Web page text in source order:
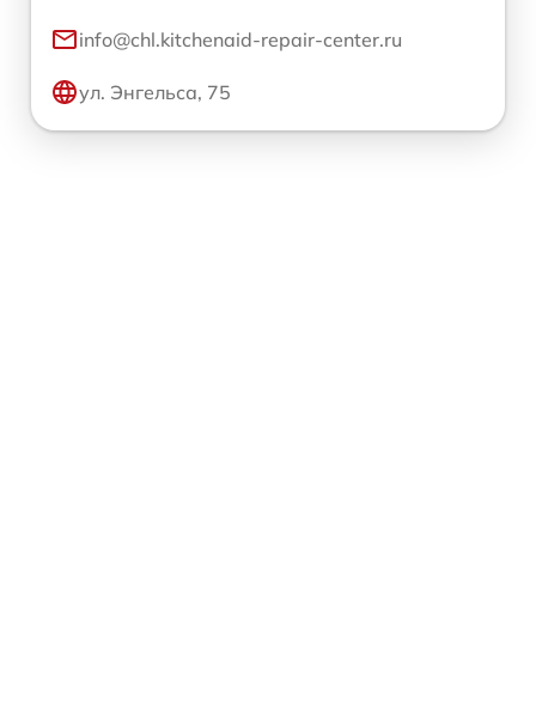
info@chl.kitchenaid-repair-center.ru
ул. Энгельса, 75